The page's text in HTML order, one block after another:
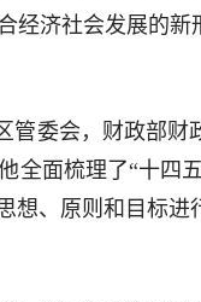
经济社会发展的
管委会，财政部
全面梳理了“十四
想、原则和目标